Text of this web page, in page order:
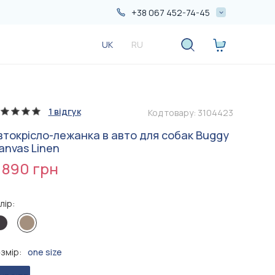
+38 067 452-74-45
+38 050 552-74-45
UK RU
1 відгук Код товару: 3104423
лежанка в авто для собак Buggy
Linen
грн
one size